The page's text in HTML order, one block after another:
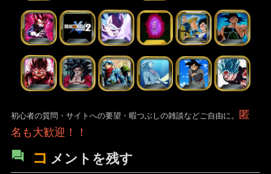
初心者の質問・サイトへの要望・暇つぶしの雑談などご自由に。
匿
名も大歓迎！！
コ メントを残す